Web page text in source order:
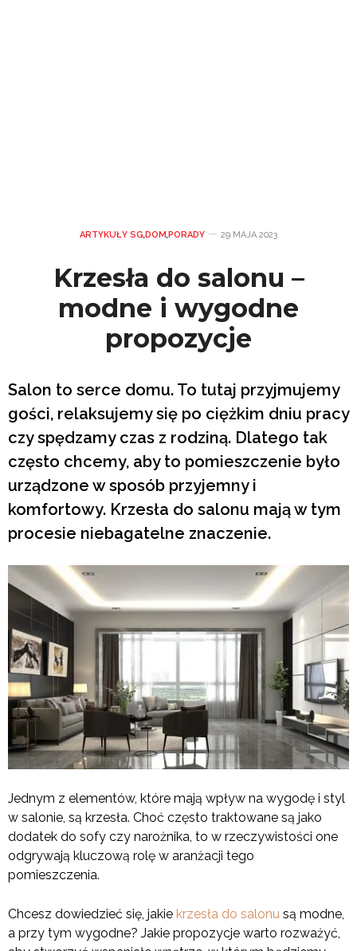
ARTYKUŁY SG,DOM,PORADY 29 MAJA 2023
Krzesła do salonu –
modne i wygodne
propozycje
Salon to serce domu. To tutaj przyjmujemy
gości, relaksujemy się po ciężkim dniu pracy
czy spędzamy czas z rodziną. Dlatego tak
często chcemy, aby to pomieszczenie było
urządzone w sposób przyjemny i
komfortowy. Krzesła do salonu mają w tym
procesie niebagatelne znaczenie.
Jednym z elementów, które mają wpływ na wygodę i styl
w salonie, są krzesła. Choć często traktowane są jako
dodatek do sofy czy narożnika, to w rzeczywistości one
odgrywają kluczową rolę w aranżacji tego
pomieszczenia.
Chcesz dowiedzieć się, jakie krzesła do salonu są modne,
a przy tym wygodne? Jakie propozycje warto rozważyć,